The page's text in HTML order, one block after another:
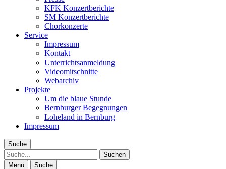
KFK Konzertberichte
SM Konzertberichte
Chorkonzerte
Service
Impressum
Kontakt
Unterrichtsanmeldung
Videomitschnitte
Webarchiv
Projekte
Um die blaue Stunde
Bernburger Begegnungen
Loheland in Bernburg
Impressum
Suche
Suche
Menü Suche